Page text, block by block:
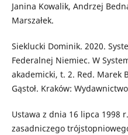
Janina Kowalik, Andrzej
Marszałek.
Sieklucki Dominik. 2020.
Federalnej Niemiec. W
akademicki, t. 2. Red. Marek
Gąstoł. Kraków:
Ustawa z dnia 16 lipca 1998
zasadniczego